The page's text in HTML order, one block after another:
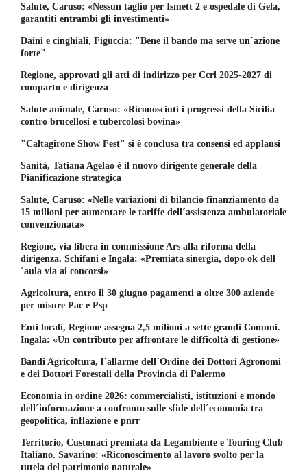
Salute, Caruso: «Nessun taglio per Ismett 2 e ospedale di Gela,
garantiti entrambi gli investimenti»
Daini e cinghiali, Figuccia: "Bene il bando ma serve un´azione
forte"
Regione, approvati gli atti di indirizzo per Ccrl 2025-2027 di
comparto e dirigenza
Salute animale, Caruso: «Riconosciuti i progressi della Sicilia
contro brucellosi e tubercolosi bovina»
"Caltagirone Show Fest" si è conclusa tra consensi ed applausi
Sanità, Tatiana Agelao è il nuovo dirigente generale della
Pianificazione strategica
Salute, Caruso: «Nelle variazioni di bilancio finanziamento da
15 milioni per aumentare le tariffe dell´assistenza ambulatoriale
convenzionata»
Regione, via libera in commissione Ars alla riforma della
dirigenza. Schifani e Ingala: «Premiata sinergia, dopo ok dell
´aula via ai concorsi»
Agricoltura, entro il 30 giugno pagamenti a oltre 300 aziende
per misure Pac e Psp
Enti locali, Regione assegna 2,5 milioni a sette grandi Comuni.
Ingala: «Un contributo per affrontare le difficoltà di gestione»
Bandi Agricoltura, l´allarme dell´Ordine dei Dottori Agronomi
e dei Dottori Forestali della Provincia di Palermo
Economia in ordine 2026: commercialisti, istituzioni e mondo
dell´informazione a confronto sulle sfide dell´economia tra
geopolitica, inflazione e pnrr
Territorio, Custonaci premiata da Legambiente e Touring Club
Italiano. Savarino: «Riconoscimento al lavoro svolto per la
tutela del patrimonio naturale»